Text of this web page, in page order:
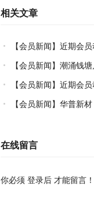
相关文章
【会员新闻】近期会员
【会员新闻】潮涌钱
炼热塑复材中国力量
【会员新闻】近期会员
【会员新闻】华普新
在线留言
你必须 登录后 才能留言！